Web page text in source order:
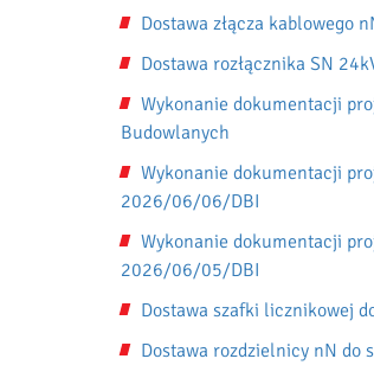
Dostawa złącza kablowego
Dostawa rozłącznika SN
Wykonanie dokumentacji
Budowlanych
Wykonanie dokumentacji
2026/06/06/DBI
Wykonanie dokumentacji
2026/06/05/DBI
Dostawa szafki licznikowej
Dostawa rozdzielnicy nN do